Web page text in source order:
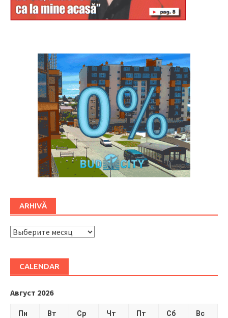
ARHIVĂ
ARHIVĂ
CALENDAR
Август 2026
Пн Вт Ср Чт Пт Сб Вс